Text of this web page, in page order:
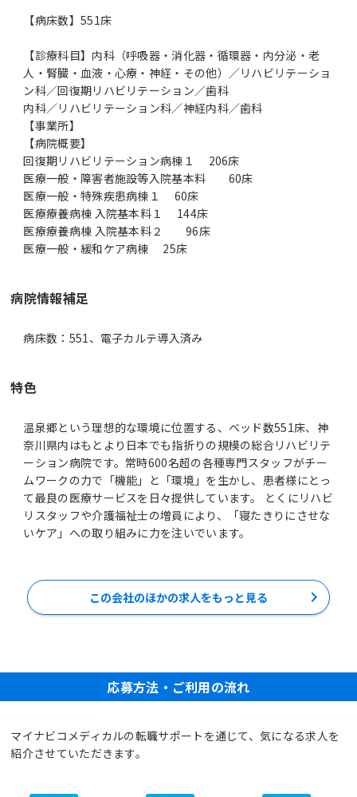
【病床数】551床
【診療科目】内科（呼吸器・消化器・循環器・内分泌・老
人・腎臓・血液・心療・神経・その他）／リハビリテーショ
ン科／回復期リハビリテーション／歯科
内科／リハビリテーション科／神経内科／歯科
【事業所】
【病院概要】
回復期リハビリテーション病棟１ 206床
医療一般・障害者施設等入院基本料 60床
医療一般・特殊疾患病棟１ 60床
医療療養病棟 入院基本料１ 144床
医療療養病棟 入院基本料２ 96床
医療一般・緩和ケア病棟 25床
病院情報補足
病床数：551、電子カルテ導入済み
特色
温泉郷という理想的な環境に位置する、ベッド数551床、神
奈川県内はもとより日本でも指折りの規模の総合リハビリテ
ーション病院です。常時600名超の各種専門スタッフがチー
ムワークの力で「機能」と「環境」を生かし、患者様にとっ
て最良の医療サービスを日々提供しています。 とくにリハビ
リスタッフや介護福祉士の増員により、「寝たきりにさせな
いケア」への取り組みに力を注いでいます。
この会社のほかの求人をもっと見る
応募方法・ご利用の流れ
マイナビコメディカルの転職サポートを通じて、気になる求人を
紹介させていただきます。